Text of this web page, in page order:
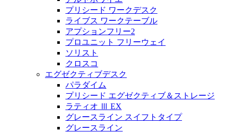
プリシード ワークデスク
ライブス ワークテーブル
アプションフリー2
プロユニット フリーウェイ
ソリスト
クロスコ
エグゼクティブデスク
パラダイム
プリシード エグゼクティブ＆ストレージ
ラティオ Ⅲ EX
グレースライン スイフトタイプ
グレースライン